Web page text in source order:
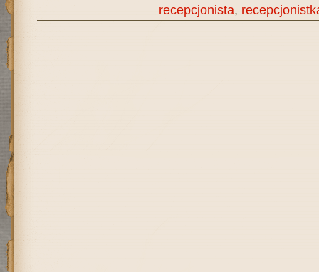
recepcjonista,